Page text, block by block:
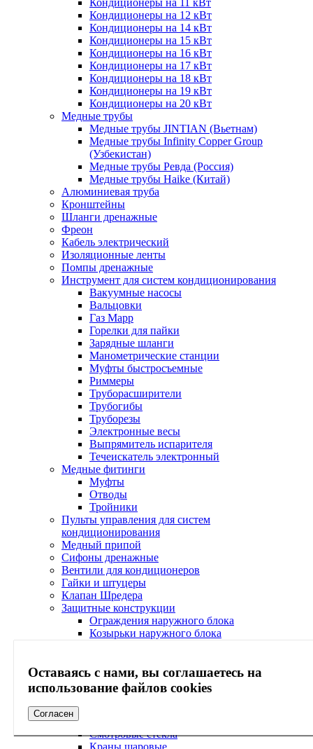
Оставаясь с нами, вы соглашаетесь на
использование файлов cookies
Согласен
Кондиционеры на 11 кВт
Кондиционеры на 12 кВт
Кондиционеры на 14 кВт
Кондиционеры на 15 кВт
Кондиционеры на 16 кВт
Кондиционеры на 17 кВт
Кондиционеры на 18 кВт
Кондиционеры на 19 кВт
Кондиционеры на 20 кВт
Медные трубы
Медные трубы JINTIAN (Вьетнам)
Медные трубы Infinity Copper Group
(Узбекистан)
Медные трубы Ревда (Россия)
Медные трубы Haike (Китай)
Алюминиевая труба
Кронштейны
Шланги дренажные
Фреон
Кабель электрический
Изоляционные ленты
Помпы дренажные
Инструмент для систем кондиционирования
Вакуумные насосы
Вальцовки
Газ Mapp
Горелки для пайки
Зарядные шланги
Манометрические станции
Муфты быстросъемные
Риммеры
Труборасширители
Трубогибы
Труборезы
Электронные весы
Выпрямитель испарителя
Течеискатель электронный
Медные фитинги
Муфты
Отводы
Тройники
Пульты управления для систем
кондиционирования
Медный припой
Сифоны дренажные
Вентили для кондиционеров
Гайки и штуцеры
Клапан Шредера
Защитные конструкции
Ограждения наружного блока
Козырьки наружного блока
Электрические вилки
Экраны
Сервисное обслуживание
Холодильная арматура Ридан
Смотровые стекла